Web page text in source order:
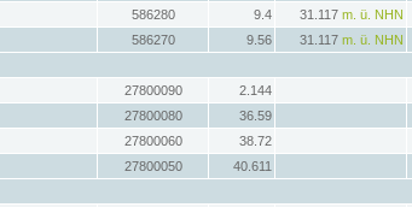
586280 9.4 31.117 m. ü. NHN
586270 9.56 31.117 m. ü. NHN
27800090 2.144
27800080 36.59
27800060 38.72
27800050 40.611